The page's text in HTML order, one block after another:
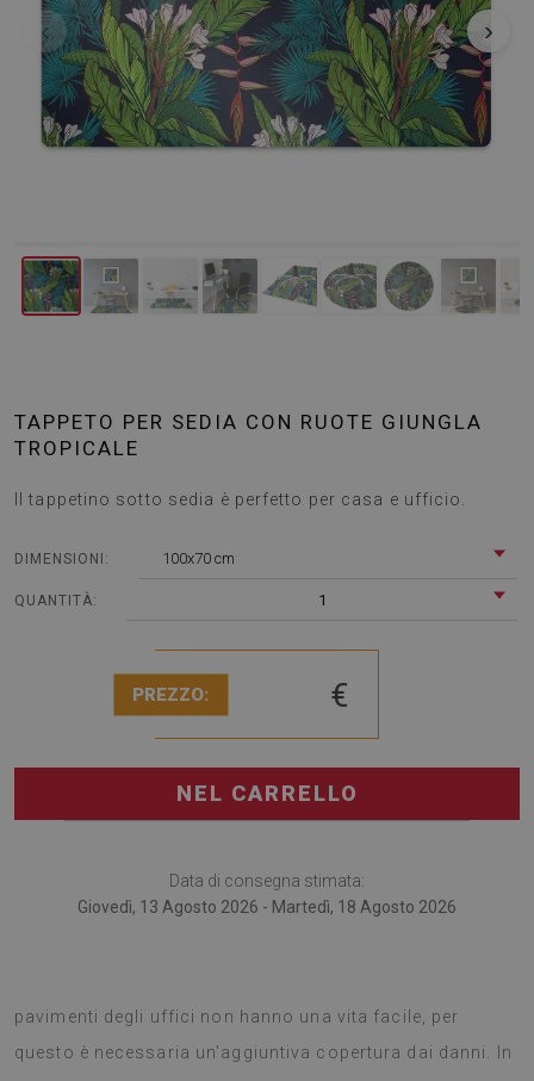
‹ ›
TAPPETO PER SEDIA CON RUOTE GIUNGLA
TROPICALE
Il tappetino sotto sedia è perfetto per casa e ufficio.
DIMENSIONI: 100x70 cm
QUANTITÀ: 1
PREZZO: €
NEL CARRELLO
Data di consegna stimata:
Giovedì, 13 Agosto 2026 - Martedì, 18 Agosto 2026
pavimenti degli uffici non hanno una vita facile, per
questo è necessaria un'aggiuntiva copertura dai danni. In